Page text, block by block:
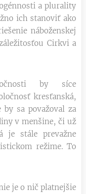
a plurality
ich stanoviť ako
náboženskej
Cirkvi a
by síce
kresťanská,
sa považoval za
v menšine, či už
je stále prevažne
režime. To
je o nič platnejšie